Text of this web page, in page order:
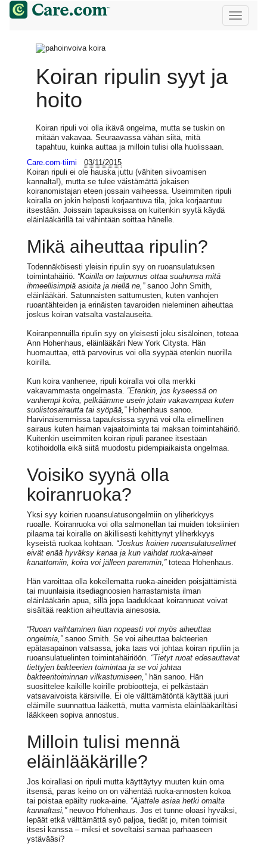
Koiran ripulin syyt ja
hoito
Koiran ripuli voi olla ikävä ongelma, mutta se tuskin on
mitään vakavaa. Seuraavassa vähän siitä, mitä
tapahtuu, kuinka auttaa ja milloin tulisi olla huolissaan.
Care.com-tiimi
03/11/2015
Koiran ripuli ei ole hauska juttu (vähiten siivoamisen
kannalta!), mutta se tulee väistämättä jokaisen
koiranomistajan eteen jossain vaiheessa. Useimmiten ripuli
koiralla on jokin helposti korjaantuva tila, joka korjaantuu
itsestään. Joissain tapauksissa on kuitenkin syytä käydä
eläinlääkärillä tai vähintään soittaa hänelle.
Mikä aiheuttaa ripulin?
Todennäköisesti yleisin ripulin syy on ruoansulatuksen
toimintahäiriö. “Koirilla on taipumus ottaa suuhunsa mitä
ihmeellisimpiä asioita ja niellä ne,”sanoo John Smith,
eläinlääkäri. Satunnaisten sattumusten, kuten vanhojen
ruoantähteiden ja erinäisten tavaroiden nieleminen aiheuttaa
joskus koiran vatsalta vastalauseita.
Koiranpennuilla ripulin syy on yleisesti joku sisäloinen, toteaa
Ann Hohenhaus, eläinlääkäri New York Citysta. Hän
huomauttaa, että parvovirus voi olla syypää etenkin nuorilla
koirilla.
Kun koira vanhenee, ripuli koiralla voi olla merkki
vakavammasta ongelmasta. “Etenkin, jos kyseessä on
vanhempi koira, pelkäämme usein jotain vakavampaa kuten
suolistosairautta tai syöpää,”Hohenhaus sanoo.
Harvinaisemmissa tapauksissa syynä voi olla elimellinen
sairaus kuten haiman vajaatoiminta tai maksan toimintahäiriö.
Kuitenkin useimmiten koiran ripuli paranee itsestään
kotihoidolla eikä siitä muodostu pidempiaikaista ongelmaa.
Voisiko syynä olla
koiranruoka?
Yksi syy koirien ruoansulatusongelmiin on yliherkkyys
ruoalle. Koiranruoka voi olla salmonellan tai muiden toksiinien
pilaama tai koiralle on äkillisesti kehittynyt yliherkkyys
kyseistä ruokaa kohtaan. “Joskus koirien ruoansulatuselimet
eivät enää hyväksy kanaa ja kun vaihdat ruoka-aineet
kanattomiin, koira voi jälleen paremmin,”toteaa Hohenhaus.
Hän varoittaa olla kokeilematta ruoka-aineiden poisjättämistä
tai muunlaisia itsediagnoosien harrastamista ilman
eläinlääkärin apua, sillä jopa laadukkaat koiranruoat voivat
sisältää reaktion aiheuttavia ainesosia.
“Ruoan vaihtaminen liian nopeasti voi myös aiheuttaa
ongelmia,”sanoo Smith. Se voi aiheuttaa bakteerien
epätasapainon vatsassa, joka taas voi johtaa koiran ripuliin ja
ruoansulatuelinten toimintahäiriöön. “Tietyt ruoat edesauttavat
tiettyjen bakteerien toimintaa ja se voi johtaa
bakteeritoiminnan vilkastumiseen,”hän sanoo. Hän
suosittelee kaikille koirille probiootteja, ei pelkästään
vatsavaivoista kärsiville. Ei ole välttämätöntä käyttää juuri
eläimille suunnattua lääkettä, mutta varmista eläinlääkäriltäsi
lääkkeen sopiva annostus.
Milloin tulisi mennä
eläinlääkärille?
Jos koirallasi on ripuli mutta käyttäytyy muuten kuin oma
itsensä, paras keino on on vähentää ruoka-annosten kokoa
tai poistaa epäilty ruoka-aine. “Ajattele asiaa hetki omalta
kannaltasi,”neuvoo Hohenhaus. Jos et tunne oloasi hyväksi,
lepäät etkä välttämättä syö paljoa, tiedät jo, miten toimisit
itsesi kanssa – miksi et soveltaisi samaa parhaaseen
ystävääsi?